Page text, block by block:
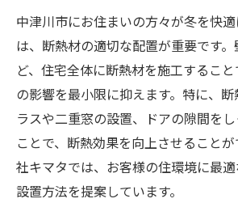
中津川市にお住まいの方々が冬を快
は、断熱材の適切な配置が重要です
ど、住宅全体に断熱材を施工するこ
の影響を最小限に抑えます。特に、
ラスや二重窓の設置、ドアの隙間を
ことで、断熱効果を向上させること
社キマタでは、お客様の住環境に最
設置方法を提案しています。